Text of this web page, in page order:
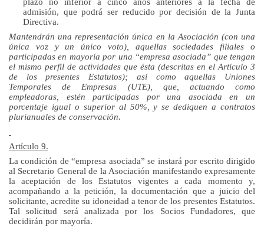
admisión, que podrá ser reducido por decisión dela Junta
Directiva.
Mantendrán una representación única en la Asociación (con una
única voz y un único voto), aquellas sociedades filiales o
participadas en mayoría por una “empresa asociada” que tengan
el mismo perfil de actividades que ésta (descritas en el Artículo 3
de los presentes Estatutos); así como aquellas Uniones
Temporales de Empresas (UTE), que, actuando como
empleadoras, estén participadas por una asociada en un
porcentaje igual o superior al 50%, y se dediquen a contratos
plurianuales de conservación.
Artículo 9.
La condición de “empresa asociada” se instará por escrito dirigido
al Secretario General de la Asociación manifestando expresamente
la aceptación de los Estatutos vigentes a cada momento y,
acompañando a la petición, la documentación que a juicio del
solicitante, acredite su idoneidad a tenor de los presentes Estatutos.
Tal solicitud será analizada por los Socios Fundadores, que
decidirán por mayoría.